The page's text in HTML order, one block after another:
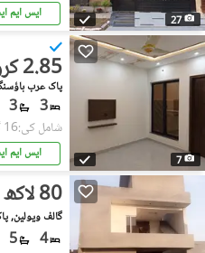
27 ایس ایم
7
2.85 کروڑ
پاک عرب
3
3
شامل کی:16 گھنٹے پہل
ایس ایم
80 لاکھ
گالف ویولین,
4
5